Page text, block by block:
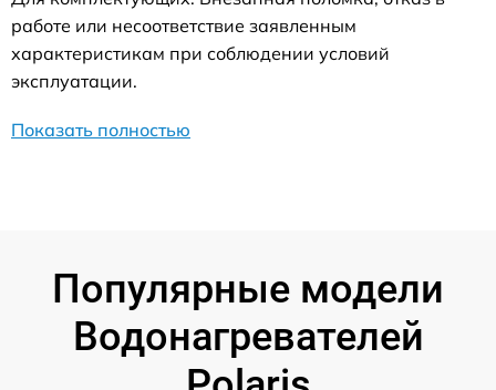
работе или несоответствие заявленным
характеристикам при соблюдении условий
эксплуатации.
Показать полностью
Популярные модели
Водонагревателей